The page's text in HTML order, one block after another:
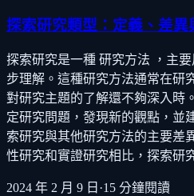
探索研究類型：定義、差異
探索研究是一種 研究方法 ，主
步理解。這種研究方法通常在研
對研究主題的了解還不夠深入時
定研究問題，發現新的觀點，並
索研究與其他研究方法的主要差
性研究和實證研究相比，探索研
2024 年 2 月 9 日 ·15 分鐘閱讀